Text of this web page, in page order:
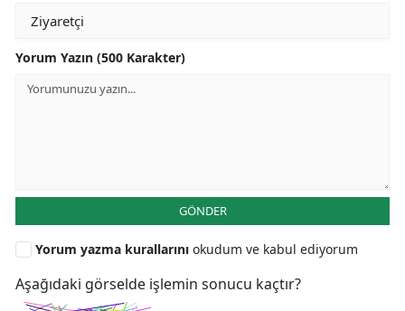
Yorum Yazın (500 Karakter)
GÖNDER
Yorum yazma kurallarını okudum ve kabul ediyorum
Aşağıdaki görselde işlemin sonucu kaçtır?